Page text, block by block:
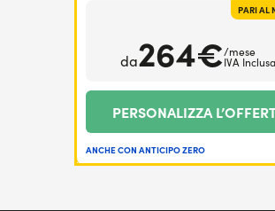
PARI AL
da264€/mese
IVA Inclusa
PERSONALIZZA
ANCHE CON ANTICIPO ZERO